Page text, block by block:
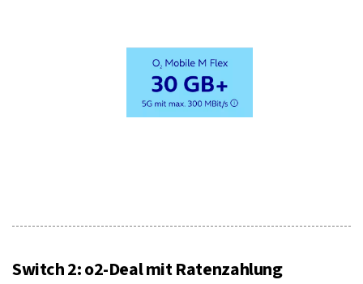
Switch 2: o2-Deal mit Ratenzahlung